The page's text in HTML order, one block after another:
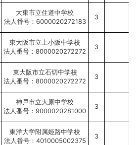
大東市立住道中学校
法人番号：6000020272183
3
東大阪市立上小阪中学校
法人番号：8000020272272
3
東大阪市立石切中学校
法人番号：8000020272272
3
神戸市立大原中学校
法人番号：9000020281000
3
東洋大学附属姫路中学校
法人番号：4010005002375
3